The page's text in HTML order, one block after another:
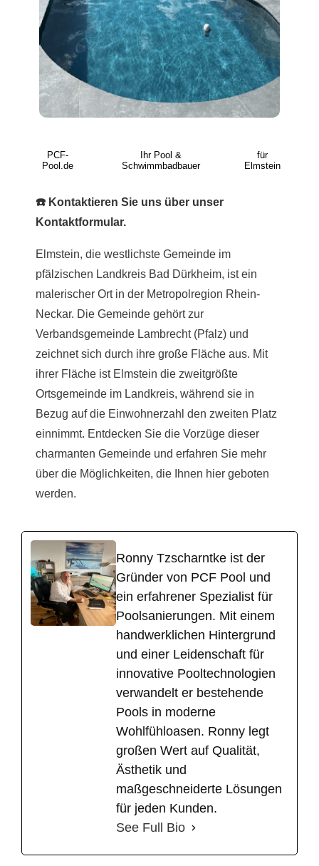
PCF-
Pool.de
Ihr Pool &
Schwimmbadbauer
für
Elmstein
☎️ Kontaktieren Sie uns über unser
Kontaktformular.
Elmstein, die westlichste Gemeinde im
pfälzischen Landkreis Bad Dürkheim, ist ein
malerischer Ort in der Metropolregion Rhein-
Neckar. Die Gemeinde gehört zur
Verbandsgemeinde Lambrecht (Pfalz) und
zeichnet sich durch ihre große Fläche aus. Mit
ihrer Fläche ist Elmstein die zweitgrößte
Ortsgemeinde im Landkreis, während sie in
Bezug auf die Einwohnerzahl den zweiten Platz
einnimmt. Entdecken Sie die Vorzüge dieser
charmanten Gemeinde und erfahren Sie mehr
über die Möglichkeiten, die Ihnen hier geboten
werden.
Ronny Tzscharntke ist der
Gründer von PCF Pool und
ein erfahrener Spezialist für
Poolsanierungen. Mit einem
handwerklichen Hintergrund
und einer Leidenschaft für
innovative Pooltechnologien
verwandelt er bestehende
Pools in moderne
Wohlfühloasen. Ronny legt
großen Wert auf Qualität,
Ästhetik und
maßgeschneiderte Lösungen
für jeden Kunden.
See Full Bio